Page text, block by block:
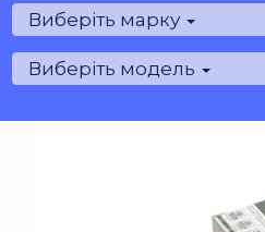
Виберіть марку
Виберіть модель